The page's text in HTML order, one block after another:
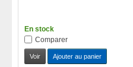
En stock
Comparer
Voir Ajouter au panier